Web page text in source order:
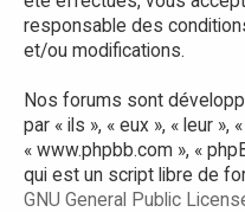
responsable des
et/ou modifications.
Nos forums sont
par « ils », « eux », « leur »,
« www.phpbb.com », «
qui est un script libre de
GNU General Public